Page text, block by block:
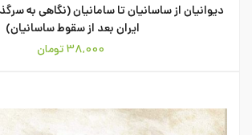
دیوانیان از ساسانیان تا سامانیان (نگاهی به
ایران بعد از سقوط ساسانیان)
38,000 تومان